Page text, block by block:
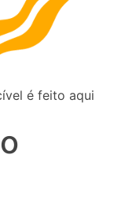
é feito aqui